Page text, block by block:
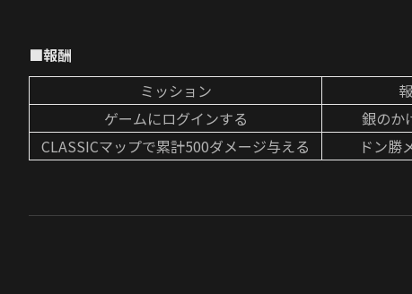
■報酬
ミッション
ゲームにログインする
銀のか
CLASSICマップで累計500ダメージ与える
ドン勝